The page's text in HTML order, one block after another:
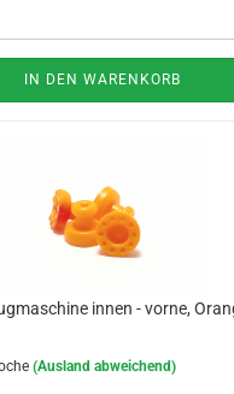
IN DEN WARENKORB
innen - vorne,
(Ausland abweichend)